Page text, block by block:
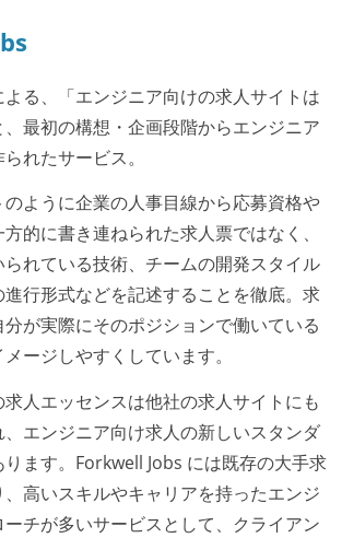
る、「エンジニア向けの求人サイトは
最初の構想・企画段階からエンジニア
れたサービス。
ように企業の人事目線から応募資格や
的に書き連ねられた求人票ではなく、
れている技術、チームの開発スタイル
行形式などを記述することを徹底。求
が実際にそのポジションで働いている
ージしやすくしています。
人エッセンスは他社の求人サイトにも
エンジニア向け求人の新しいスタンダ
ます。Forkwell Jobs には既存の大手求
高いスキルやキャリアを持ったエンジ
チが多いサービスとして、クライアン